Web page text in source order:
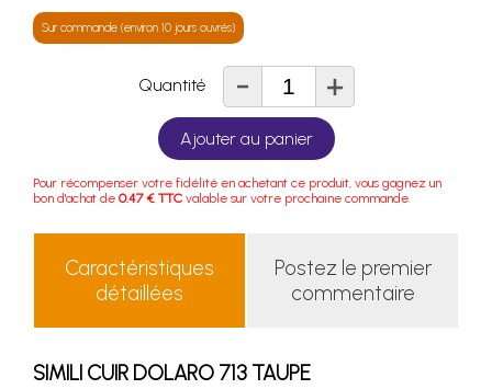
Sur commande (environ 10 jours ouvrés)
Quantité - +
Ajouter au panier
Pour récompenser votre fidélité en achetant ce produit, vous gagnez un
bon d'achat de 0.47 € TTC valable sur votre prochaine commande.
Caractéristiques
détaillées
Postez le premier
commentaire
SIMILI CUIR DOLARO 713 TAUPE